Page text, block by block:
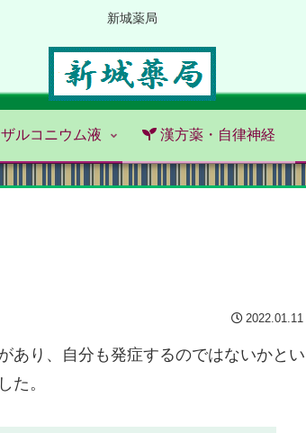
新城薬局
ルコニウム液 漢方薬・自律神経
2022.01.11
あり、自分も発症するのではないかとい
た。